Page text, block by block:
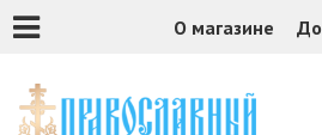
О магазине